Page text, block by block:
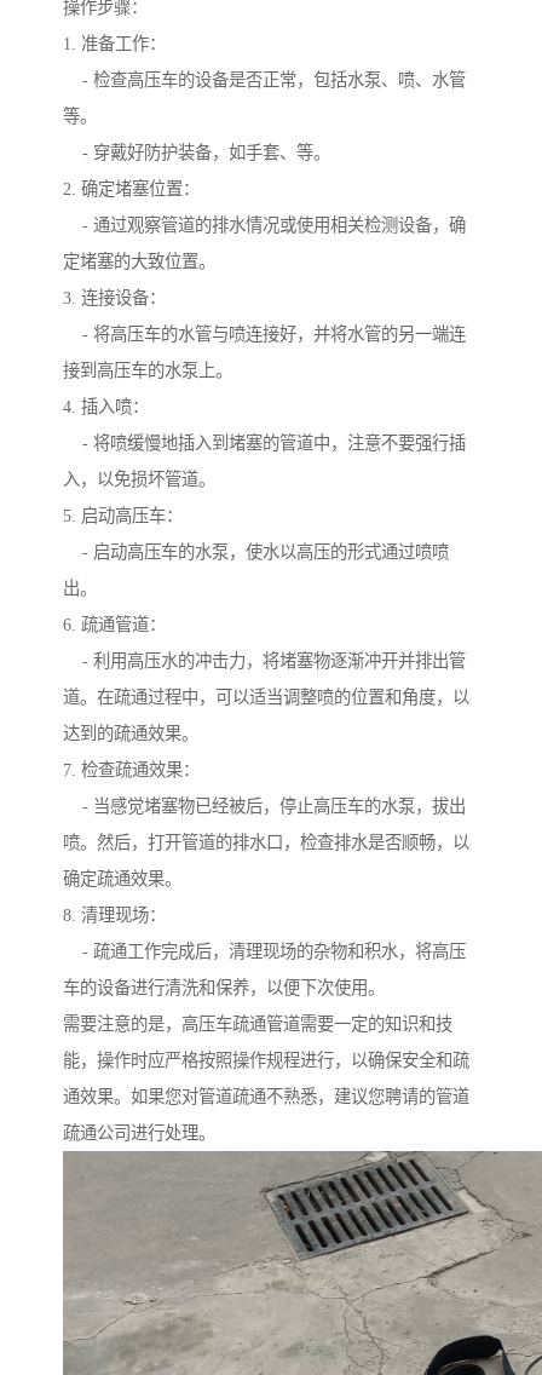
操作步骤：
1. 准备工作：
- 检查高压车的设备是否正常，包括水泵、喷、水管
等。
- 穿戴好防护装备，如手套、等。
2. 确定堵塞位置：
- 通过观察管道的排水情况或使用相关检测设备，确
定堵塞的大致位置。
3. 连接设备：
- 将高压车的水管与喷连接好，并将水管的另一端连
接到高压车的水泵上。
4. 插入喷：
- 将喷缓慢地插入到堵塞的管道中，注意不要强行插
入，以免损坏管道。
5. 启动高压车：
- 启动高压车的水泵，使水以高压的形式通过喷喷
出。
6. 疏通管道：
- 利用高压水的冲击力，将堵塞物逐渐冲开并排出管
道。在疏通过程中，可以适当调整喷的位置和角度，以
达到的疏通效果。
7. 检查疏通效果：
- 当感觉堵塞物已经被后，停止高压车的水泵，拔出
喷。然后，打开管道的排水口，检查排水是否顺畅，以
确定疏通效果。
8. 清理现场：
- 疏通工作完成后，清理现场的杂物和积水，将高压
车的设备进行清洗和保养，以便下次使用。
需要注意的是，高压车疏通管道需要一定的知识和技
能，操作时应严格按照操作规程进行，以确保安全和疏
通效果。如果您对管道疏通不熟悉，建议您聘请的管道
疏通公司进行处理。